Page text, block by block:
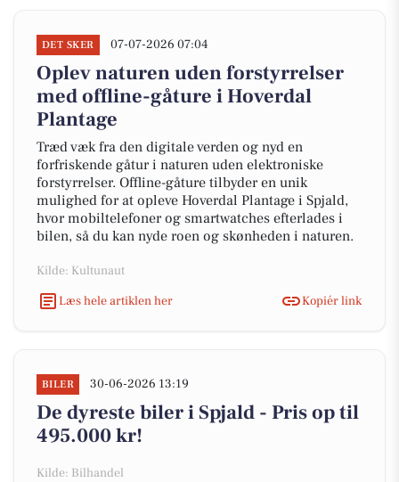
DET SKER 07-07-2026 07:04
Oplev naturen uden forstyrrelser
med offline-gåture i Hoverdal
Plantage
Træd væk fra den digitale verden og nyd en
forfriskende gåtur i naturen uden elektroniske
forstyrrelser. Offline-gåture tilbyder en unik
mulighed for at opleve Hoverdal Plantage i Spjald,
hvor mobiltelefoner og smartwatches efterlades i
bilen, så du kan nyde roen og skønheden i naturen.
Kilde: Kultunaut
Læs hele artiklen her
Kopiér link
BILER 30-06-2026 13:19
De dyreste biler i Spjald - Pris op til
495.000 kr!
Kilde: Bilhandel